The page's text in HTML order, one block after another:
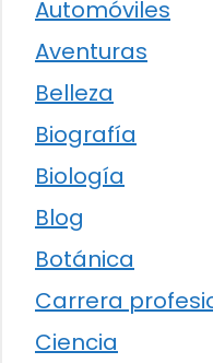
Automóviles
Aventuras
Belleza
Biografía
Biología
Blog
Botánica
Carrera
Ciencia